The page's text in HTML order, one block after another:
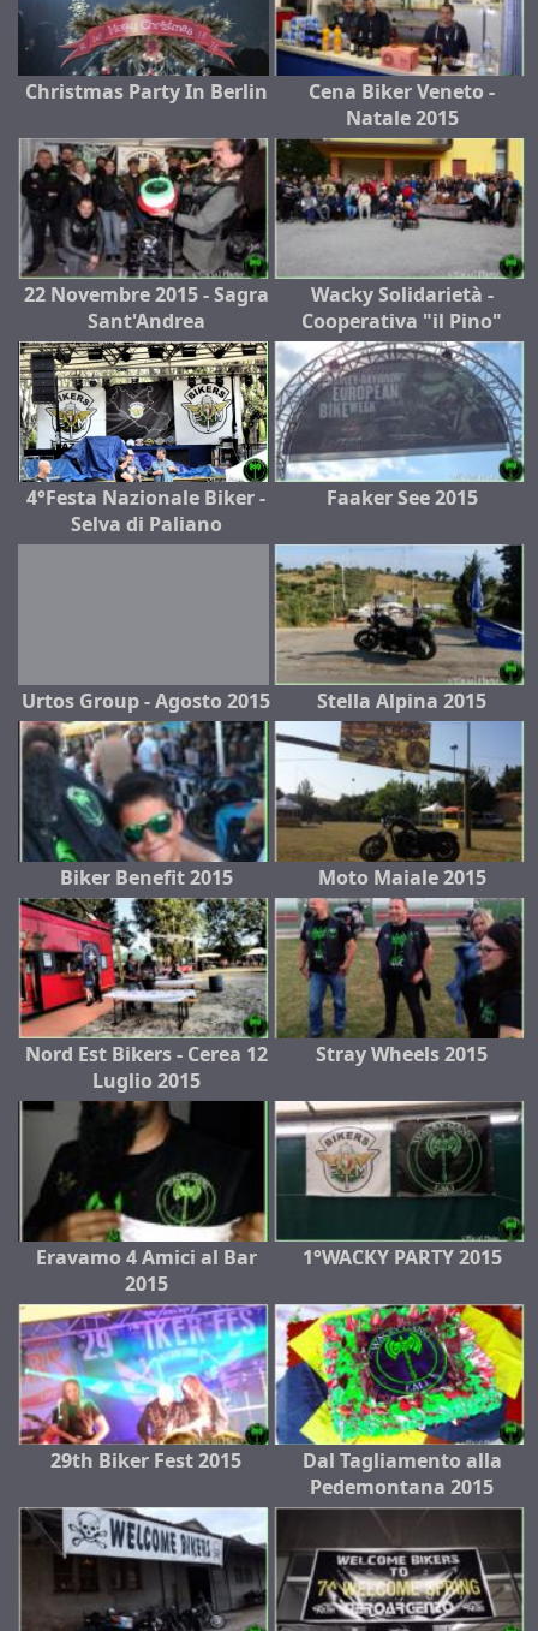
Christmas Party In Berlin
Cena Biker Veneto -
Natale 2015
22 Novembre 2015 - Sagra
Sant'Andrea
Wacky Solidarietà -
Cooperativa "il Pino"
4°Festa Nazionale Biker -
Selva di Paliano
Faaker See 2015
Urtos Group - Agosto 2015 Stella Alpina 2015
Biker Benefit 2015 Moto Maiale 2015
Nord Est Bikers - Cerea 12
Luglio 2015
Stray Wheels 2015
Eravamo 4 Amici al Bar
2015
1°WACKY PARTY 2015
29th Biker Fest 2015
Dal Tagliamento alla
Pedemontana 2015